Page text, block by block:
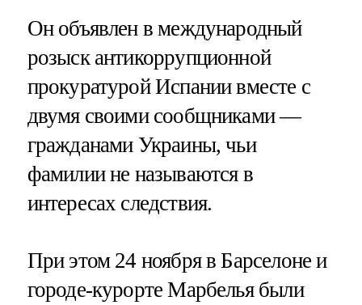
Он объявлен в международный
розыск антикоррупционной
прокуратурой Испании вместе с
двумя своими сообщниками —
гражданами Украины, чьи
фамилии не называются в
интересах следствия.
При этом 24 ноября в Барселоне и
городе-курорте Марбелья были